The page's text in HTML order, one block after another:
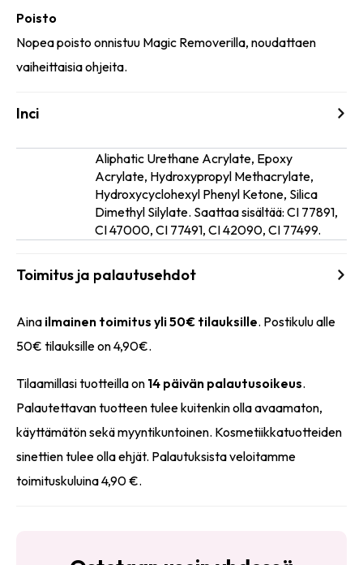
Poisto
Nopea poisto onnistuu Magic Removerilla, noudattaen
vaiheittaisia ohjeita.
Inci
Aliphatic Urethane Acrylate, Epoxy
Acrylate, Hydroxypropyl Methacrylate,
Hydroxycyclohexyl Phenyl Ketone, Silica
Dimethyl Silylate. Saattaa sisältää: CI 77891,
CI 47000, CI 77491, CI 42090, CI 77499.
Toimitus ja palautusehdot
Aina ilmainen toimitus yli 50€ tilauksille. Postikulu alle
50€ tilauksille on 4,90€.
Tilaamillasi tuotteilla on 14 päivän palautusoikeus.
Palautettavan tuotteen tulee kuitenkin olla avaamaton,
käyttämätön sekä myyntikuntoinen. Kosmetiikkatuotteiden
sinettien tulee olla ehjät. Palautuksista veloitamme
toimituskuluina 4,90 €.